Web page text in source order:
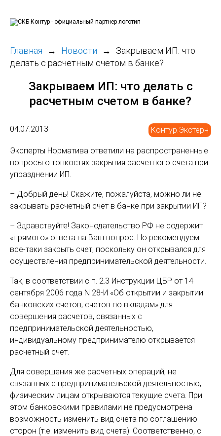
Главная Новости
Закрываем ИП: что
делать с расчетным счетом в банке?
Закрываем ИП: что делать с
расчетным счетом в банке?
04.07.2013 Контур.Экстерн
Эксперты Норматива ответили на распространенные
вопросы о тонкостях закрытия расчетного счета при
упразднении ИП.
– Добрый день! Скажите, пожалуйста, можно ли не
закрывать расчетный счет в банке при закрытии ИП?
– Здравствуйте! Законодательство РФ не содержит
«прямого» ответа на Ваш вопрос. Но рекомендуем
все-таки закрыть счет, поскольку он открывался для
осуществления предпринимательской деятельности.
Так, в соответствии с п. 2.3 Инструкции ЦБР от 14
сентября 2006 года N 28-И «Об открытии и закрытии
банковских счетов, счетов по вкладам» для
совершения расчетов, связанных с
предпринимательской деятельностью,
индивидуальному предпринимателю открывается
расчетный счет.
Для совершения же расчетных операций, не
связанных с предпринимательской деятельностью,
физическим лицам открываются текущие счета. При
этом банковскими правилами не предусмотрена
возможность изменить вид счета по соглашению
сторон (т.е. изменить вид счета). Соответственно, с